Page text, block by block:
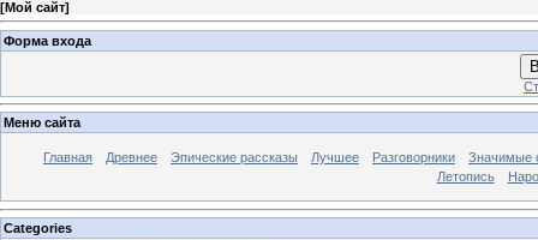
[Мой сайт]
Форма входа
Меню сайта
Главная Древнее Эпические рассказы Лучшее Разговорники
Значимые
Летопись
Categories